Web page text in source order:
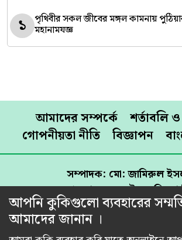
১ পৃথিবীর সকল জীবের মঙ্গল কামনায়
মহানামযজ্ঞ
আমাদের সম্পর্কে
শর্তাবলি
গোপনীয়তা নীতি
বিজ্ঞাপন
সম্পাদক: মো: জামিরুল
প্রকাশক: রেজাউল করিম
প্রধান কার্যালয়: তিতাস রোড, ব্যাংক
আপনি কুকিগুলো ব্যবহারের
আমাদের জানান ।